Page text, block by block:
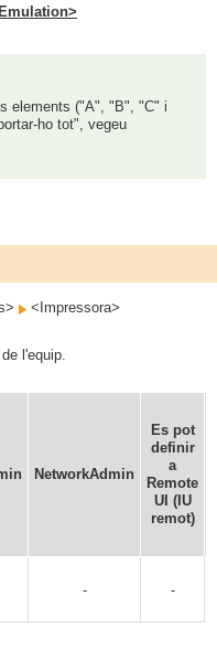
elements ("A", "B", "C" i
ho tot", vegeu
<Impressora>
l'equip.
NetworkAdmin
Es pot
definir
a
Remote
UI (IU
remot)
- -